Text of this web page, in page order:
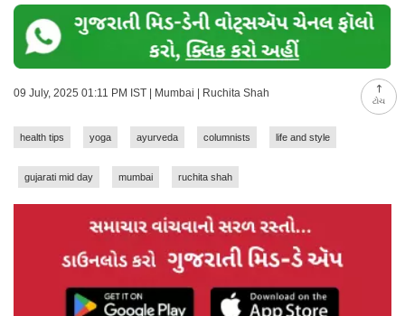
ટોચ
09 July, 2025 01:11 PM IST | Mumbai | Ruchita Shah
health tips yoga ayurveda columnists life and style
gujarati mid day mumbai ruchita shah